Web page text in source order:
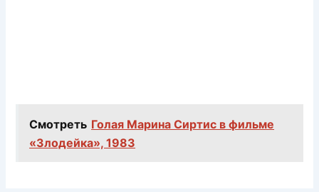
Смотреть Голая Марина Сиртис в фильме
«Злодейка», 1983